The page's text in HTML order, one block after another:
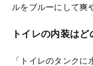
ルをブルーにして爽
トイレの内装は
「トイレのタンク